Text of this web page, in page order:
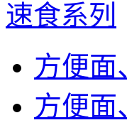
速食系列
方便面
方便面